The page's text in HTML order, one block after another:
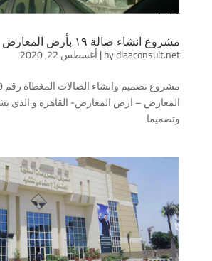
مشروع انشاء صالة ١٩ بأرض المعارض
bydiaaconsult.net
|أغسطس 22, 2020
المعارض – ارض المعارض- القاهره و الذي
وتصميما